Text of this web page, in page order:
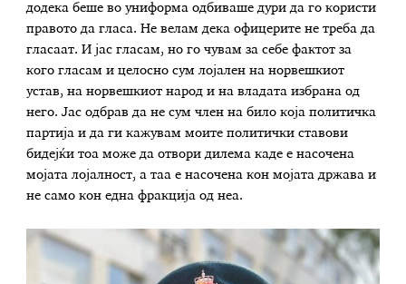
додека беше во униформа одбиваше дури да го користи
правото да гласа. Не велам дека офицерите не треба да
гласаат. И јас гласам, но го чувам за себе фактот за
кого гласам и целосно сум лојален на норвешкиот
устав, на норвешкиот народ и на владата избрана од
него. Јас одбрав да не сум член на било која политичка
партија и да ги кажувам моите политички ставови
бидејќи тоа може да отвори дилема каде е насочена
мојата лојалност, а таа е насочена кон мојата држава и
не само кон една фракција од неа.